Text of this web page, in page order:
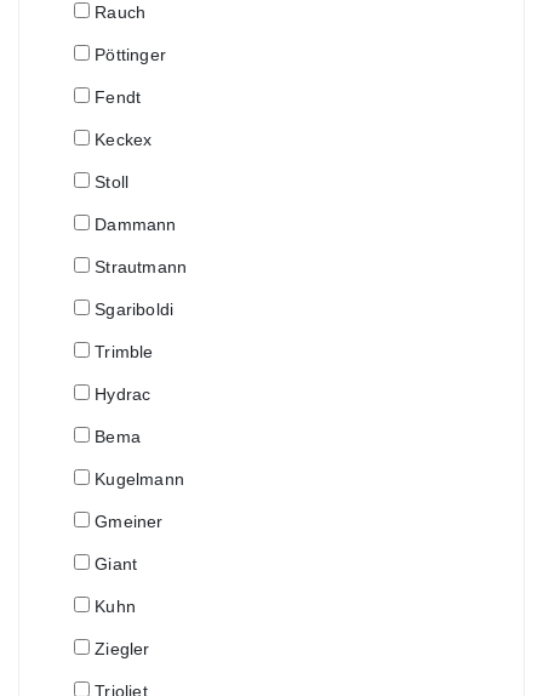
Rauch
Pöttinger
Fendt
Keckex
Stoll
Dammann
Strautmann
Sgariboldi
Trimble
Hydrac
Bema
Kugelmann
Gmeiner
Giant
Kuhn
Ziegler
Trioliet